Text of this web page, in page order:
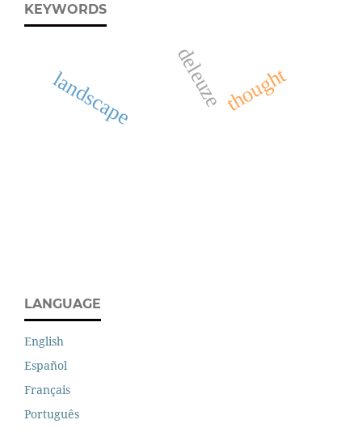
KEYWORDS
deleuze
landscape thought
LANGUAGE
English
Español
Français
Português